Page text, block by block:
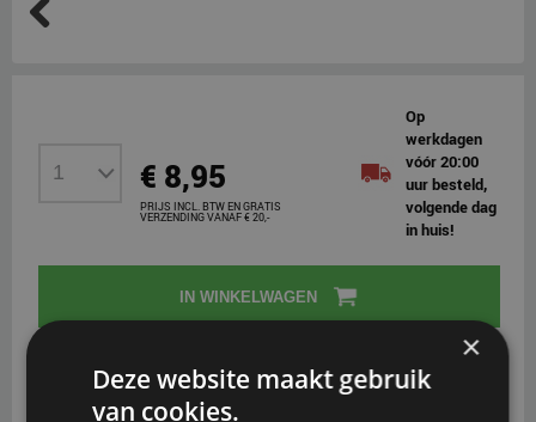
€ 8,95
PRIJS INCL. BTW EN GRATIS
VERZENDING VANAF € 20,-
Op
werkdagen
vóór 20:00
uur besteld,
volgende dag
in huis!
IN WINKELWAGEN
voor 20:00 uur besteld, morgen in huis*
×
Deze website maakt gebruik
van cookies.